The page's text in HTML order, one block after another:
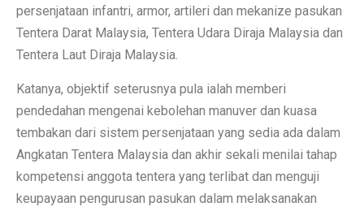
persenjataan infantri, armor, artileri dan mekanize pasukan
Tentera Darat Malaysia, Tentera Udara Diraja Malaysia dan
Tentera Laut Diraja Malaysia.
Katanya, objektif seterusnya pula ialah memberi
pendedahan mengenai kebolehan manuver dan kuasa
tembakan dari sistem persenjataan yang sedia ada dalam
Angkatan Tentera Malaysia dan akhir sekali menilai tahap
kompetensi anggota tentera yang terlibat dan menguji
keupayaan pengurusan pasukan dalam melaksanakan